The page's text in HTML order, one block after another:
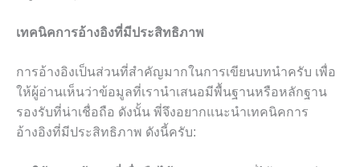
เทคนิคการอ้างอิงที่มีประสิทธิภาพ
การอ้างอิงเป็นส่วนที่สำคัญมากในการเขียนบทนำครับ เพื่อ
ให้ผู้อ่านเห็นว่าข้อมูลที่เรานำเสนอมีพื้นฐานหรือหลักฐาน
รองรับที่น่าเชื่อถือ ดังนั้น พี่จึงอยากแนะนำเทคนิคการ
อ้างอิงที่มีประสิทธิภาพ ดังนี้ครับ: